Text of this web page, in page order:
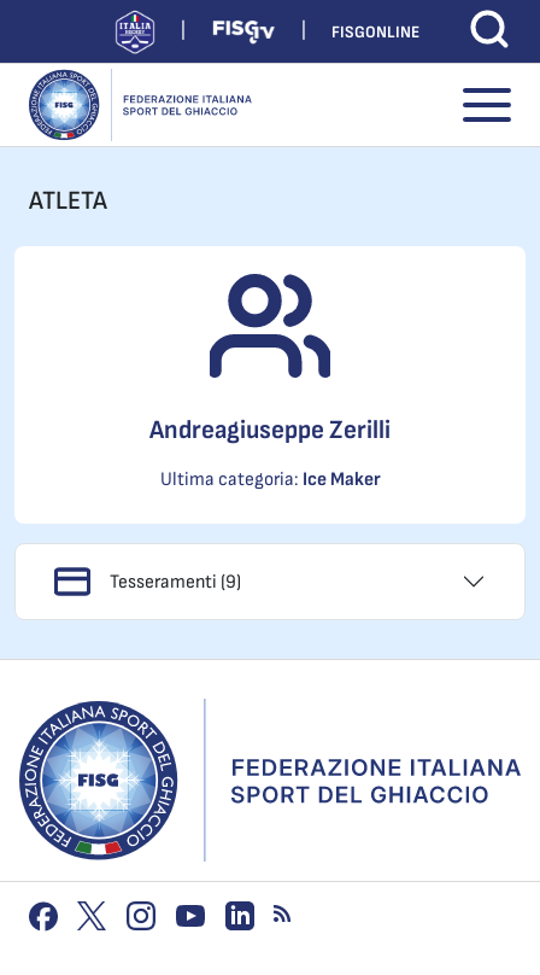
FISGONLINE
ATLETA
Andreagiuseppe Zerilli
Ultima categoria: Ice Maker
Tesseramenti (9)